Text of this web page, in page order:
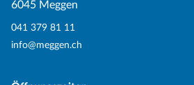
6045 Meggen
041 379 81 11
info@meggen.ch